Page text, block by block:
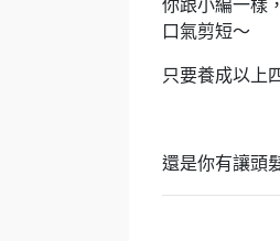
你跟小編一樣
口氣剪短～
只要養成以上
還是你有讓頭